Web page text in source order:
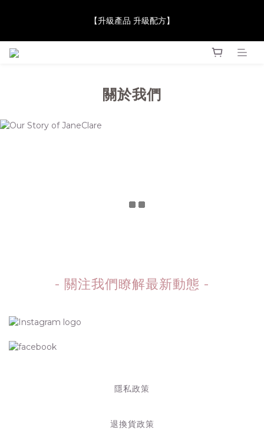
Award 勇奪金獎】
【升級產品 升級配方】
【JaneClare 康膚薈在iida Award Milan 2024 Professional
關於我們
- 關注我們瞭解最新動態 -
隱私政策
退換貨政策